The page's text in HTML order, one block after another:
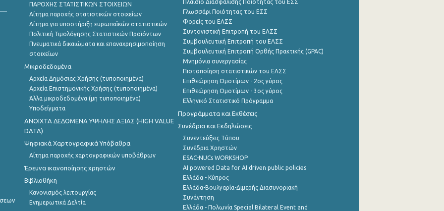
ΠΑΡΟΧΗΣ ΣΤΑΤΙΣΤΙΚΩΝ ΣΤΟΙΧΕΙΩΝ
Αίτημα παροχής στατιστικών στοιχείων
Αίτημα για υποστήριξη ευρωπαϊκών στατιστικών
Πολιτική Τιμολόγησης Στατιστικών Προϊόντων
Πνευματικά δικαιώματα και επαναχρησιμοποίηση
στοιχείων
Μικροδεδομένα
Αρχεία Δημόσιας Χρήσης (τυποποιημένα)
Αρχεία Επιστημονικής Χρήσης (τυποποιημένα)
Άλλα μικροδεδομένα (μη τυποποιημένα)
Υποδείγματα
ANOIXTA ΔΕΔΟΜΕΝΑ ΥΨΗΛΗΣ ΑΞΙΑΣ (HIGH VALUE
DATA)
Ψηφιακά Χαρτογραφικά Υπόβαθρα
Αίτημα παροχής χαρτογραφικών υποβάθρων
Έρευνα ικανοποίησης χρηστών
Βιβλιοθήκη
Κανονισμός λειτουργίας
Ενημερωτικά Δελτία
Πλαίσιο Διασφάλισης Ποιότητας του ΕΣΣ
Γλωσσάρι Ποιότητας του ΕΣΣ
Φορείς του ΕΛΣΣ
Συντονιστική Επιτροπή του ΕΛΣΣ
Συμβουλευτική Επιτροπή του ΕΛΣΣ
Συμβουλευτική Επιτροπή Ορθής Πρακτικής (GPAC)
Μνημόνια συνεργασίας
Πιστοποίηση στατιστικών του ΕΛΣΣ
Επιθεώρηση Ομοτίμων - 2ος γύρος
Επιθεώρηση Ομοτίμων - 3ος γύρος
Ελληνικό Στατιστικό Πρόγραμμα
Προγράμματα και Εκθέσεις
Συνέδρια και Εκδηλώσεις
Συνεντεύξεις Τύπου
Συνέδρια Χρηστών
ESAC-NUCs WORKSHOP
AI powered Data for AI driven public policies
Ελλάδα - Κύπρος
Ελλάδα-Βουλγαρία-Διμερής Διασυνοριακή
Συνάντηση
Ελλάδα - Πολωνία Special Bilateral Event and